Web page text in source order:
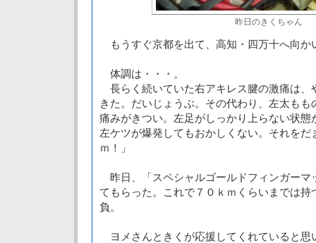
昨日のきくちゃん
もうすぐ京都を出て、高知・四万十へ向か
体調は・・・。
長らく続いていた右アキレス腱の激痛は、
きた。だいじょうぶ。その代わり、左太も
痛みがきつい。左足がしっかり上らない状態
左ケツが爆発してもおかしくない。それを
ｍ！」
昨日、「スペシャルゴールドフィンガーマ
てもらった。これで７０ｋｍくらいまでは持
負。
ヨメさんときくが応援してくれていると思